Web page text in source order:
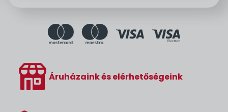
Áruházaink és elérhetőségeink